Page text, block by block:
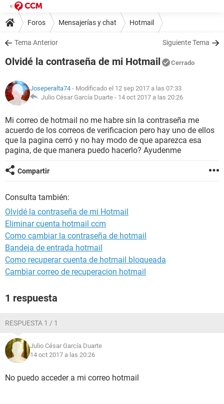
Foros Mensajerías y chat Hotmail
Tema Anterior Siguiente Tema
Olvidé la contraseña de mi Hotmail Cerrado
Joseperalta74 - Modificado el 12 sep 2017 a las 07:33
Julio César García Duarte - 14 oct 2017 a las 20:26
Mi correo de hotmail no me habre sin la contraseña me
acuerdo de los correos de verificacion pero hay uno de ellos
que la pagina cerró y no hay modo de que aparezca esa
pagina, de que manera puedo hacerlo? Ayudenme
Compartir
Consulta también:
Olvidé la contraseña de mi Hotmail
Eliminar cuenta hotmail ccm
Como cambiar la contraseña de hotmail
Bandeja de entrada hotmail
Como recuperar cuenta de hotmail bloqueada
Cambiar correo de recuperacion hotmail
1 respuesta
RESPUESTA 1 / 1
Julio César García Duarte
14 oct 2017 a las 20:26
No puedo acceder a mi correo hotmail